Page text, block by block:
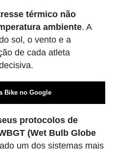
térmico não
ambiente. A
sol, o vento e a
de cada atleta
Bike no Google
protocolos de
(Wet Bulb Globe
um dos sistemas mais